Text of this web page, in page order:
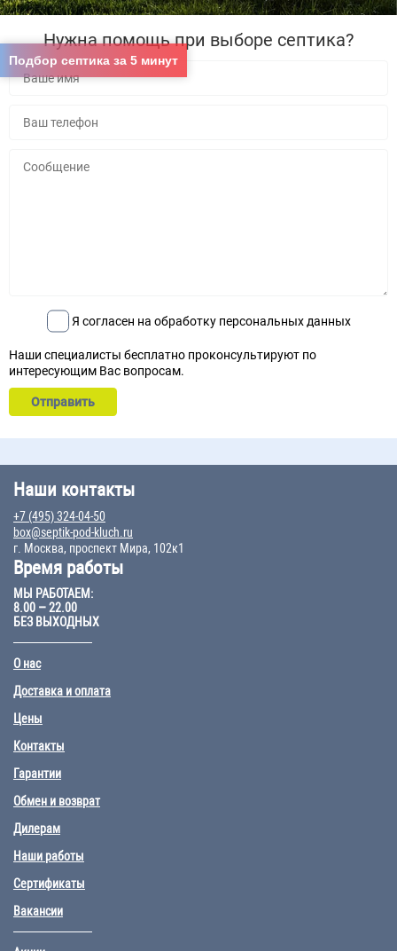
Нужна помощь при выборе септика?
Я согласен на обработку персональных данных
Наши специалисты бесплатно проконсультируют по
интересующим Вас вопросам.
Наши контакты
+7 (495) 324-04-50
box@septik-pod-kluch.ru
г. Москва, проспект Мира, 102к1
Время работы
МЫ РАБОТАЕМ:
8.00 – 22.00
БЕЗ ВЫХОДНЫХ
О нас
Доставка и оплата
Цены
Контакты
Гарантии
Обмен и возврат
Дилерам
Наши работы
Сертификаты
Вакансии
Подбор септика за 5 минут